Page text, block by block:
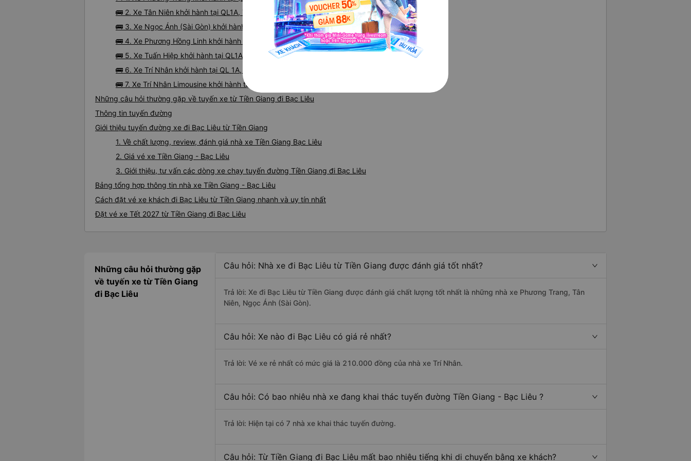
🚌 2. Xe Tân Niên khởi hành tại QL1A, Thị xã Cai Lậy, Tiền Giang
🚌 3. Xe Ngọc Ánh (Sài Gòn) khởi hành tại Thị xã Cai Lậy, Tiền Giang
🚌 4. Xe Phương Hồng Linh khởi hành tại QL1A
🚌 5. Xe Tuấn Hiệp khởi hành tại QL1A
🚌 6. Xe Trí Nhân khởi hành tại QL 1A, Cái Bè, Tiền Giang
🚌 7. Xe Trí Nhân Limousine khởi hành tại QL 1A, Cái Bè, Tiền Giang
Những câu hỏi thường gặp về tuyến xe từ Tiền Giang đi Bạc Liêu
Thông tin tuyến đường
Giới thiệu tuyến đường xe đi Bạc Liêu từ Tiền Giang
1. Về chất lượng, review, đánh giá nhà xe Tiền Giang Bạc Liêu
2. Giá vé xe Tiền Giang - Bạc Liêu
3. Giới thiệu, tư vấn các dòng xe chạy tuyến đường Tiền Giang đi Bạc Liêu
Bảng tổng hợp thông tin nhà xe Tiền Giang - Bạc Liêu
Cách đặt vé xe khách đi Bạc Liêu từ Tiền Giang nhanh và uy tín nhất
Đặt vé xe Tết 2027 từ Tiền Giang đi Bạc Liêu
Những câu hỏi thường gặp
về tuyến xe từ Tiền Giang
đi Bạc Liêu
Câu hỏi: Nhà xe đi Bạc Liêu từ Tiền Giang được đánh giá tốt nhất?
Trả lời: Xe đi Bạc Liêu từ Tiền Giang được đánh giá chất lượng tốt nhất là những nhà xe Phương Trang, Tân
Niên, Ngọc Ánh (Sài Gòn).
Câu hỏi: Xe nào đi Bạc Liêu có giá rẻ nhất?
Trả lời: Vé xe rẻ nhất có mức giá là 210.000 đồng của nhà xe Trí Nhân.
Câu hỏi: Có bao nhiêu nhà xe đang khai thác tuyến đường Tiền Giang - Bạc Liêu ?
Trả lời: Hiện tại có 7 nhà xe khai thác tuyến đường.
Câu hỏi: Từ Tiền Giang đi Bạc Liêu mất bao nhiêu tiếng khi di chuyển bằng xe khách?